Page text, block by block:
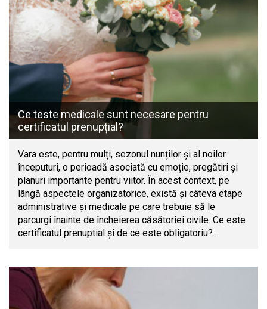
Ce teste medicale sunt necesare pentru
certificatul prenupțial?
Vara este, pentru mulți, sezonul nunților și al noilor
începuturi, o perioadă asociată cu emoție, pregătiri și
planuri importante pentru viitor. În acest context, pe
lângă aspectele organizatorice, există și câteva etape
administrative și medicale pe care trebuie să le
parcurgi înainte de încheierea căsătoriei civile. Ce este
certificatul prenuptial și de ce este obligatoriu?…